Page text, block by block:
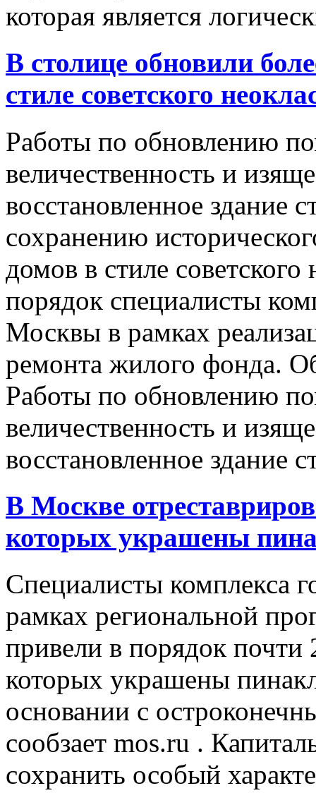
которая является
В столице обновили
стиле советского
Работы по обновлению
величественность и
восстановленное здание
сохранению
домов в стиле
порядок специалисты
Москвы в рамках
ремонта жилого фонда.
Работы по обновлению
величественность и
восстановленное здание
В Москве
которых украшены
Специалисты комплекса
рамках региональной
привели в порядок
которых украшены
основании с
сообзает mos.ru .
сохранить особый